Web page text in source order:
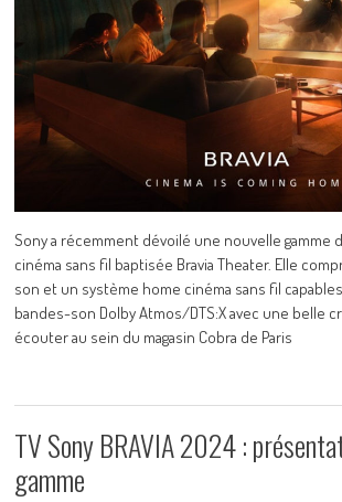
Sony a récemment dévoilé une nouvelle gamme
cinéma sans fil baptisée Bravia Theater. Elle
son et un système home cinéma sans fil
bandes-son Dolby Atmos/DTS:X avec une belle
écouter au sein du magasin Cobra de Paris
TV Sony BRAVIA 2024 :
gamme